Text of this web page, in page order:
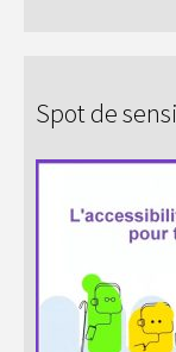
Spot de